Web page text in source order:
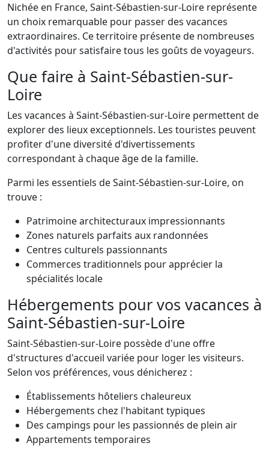
Nichée en France, Saint-Sébastien-sur-Loire représente
un choix remarquable pour passer des vacances
extraordinaires. Ce territoire présente de nombreuses
d'activités pour satisfaire tous les goûts de voyageurs.
Que faire à Saint-Sébastien-sur-
Loire
Les vacances à Saint-Sébastien-sur-Loire permettent de
explorer des lieux exceptionnels. Les touristes peuvent
profiter d'une diversité d'divertissements
correspondant à chaque âge de la famille.
Parmi les essentiels de Saint-Sébastien-sur-Loire, on
trouve :
Patrimoine architecturaux impressionnants
Zones naturels parfaits aux randonnées
Centres culturels passionnants
Commerces traditionnels pour apprécier la
spécialités locale
Hébergements pour vos vacances à
Saint-Sébastien-sur-Loire
Saint-Sébastien-sur-Loire possède d'une offre
d'structures d'accueil variée pour loger les visiteurs.
Selon vos préférences, vous dénicherez :
Établissements hôteliers chaleureux
Hébergements chez l'habitant typiques
Des campings pour les passionnés de plein air
Appartements temporaires